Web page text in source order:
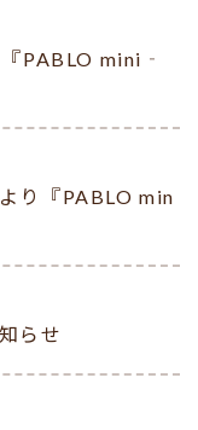
PABLO mini‐
り『PABLO min
らせ